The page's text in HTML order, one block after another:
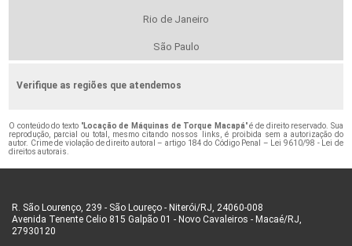
Rio de Janeiro
São Paulo
Verifique as regiões que atendemos
O conteúdo do texto "Locação de Máquinas de Torque Macapá" é de direito reservado. Sua
reprodução, parcial ou total, mesmo citando nossos links, é proibida sem a autorização do
autor. Crime de violação de direito autoral – artigo 184 do Código Penal – Lei 9610/98 - Lei de
direitos autorais.
R. São Lourenço, 239 - São Loureço - Niterói/RJ, 24060-008
Avenida Tenente Celio 815 Galpão 01 - Novo Cavaleiros - Macaé/RJ,
27930120